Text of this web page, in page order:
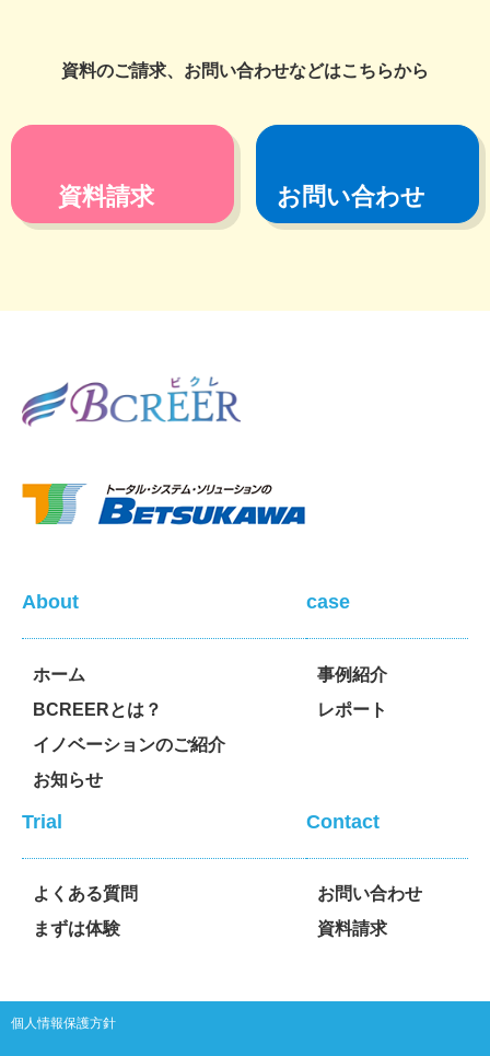
資料のご請求、お問い合わせなどはこちらから
資料請求 お問い合わせ
About
ホーム
BCREERとは？
イノベーションのご紹介
お知らせ
case
事例紹介
レポート
Trial
よくある質問
まずは体験
Contact
お問い合わせ
資料請求
個人情報保護方針